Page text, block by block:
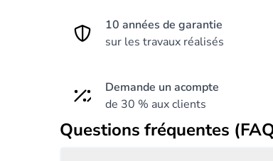
10 années de garantie
sur les travaux réalisés
Demande un acompte
de 30 % aux clients
Questions fréquentes